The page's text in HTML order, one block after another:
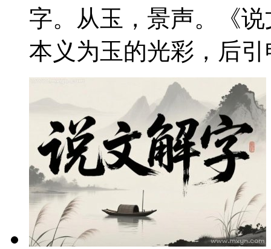
字。从玉，景声。《
本义为玉的光彩，后